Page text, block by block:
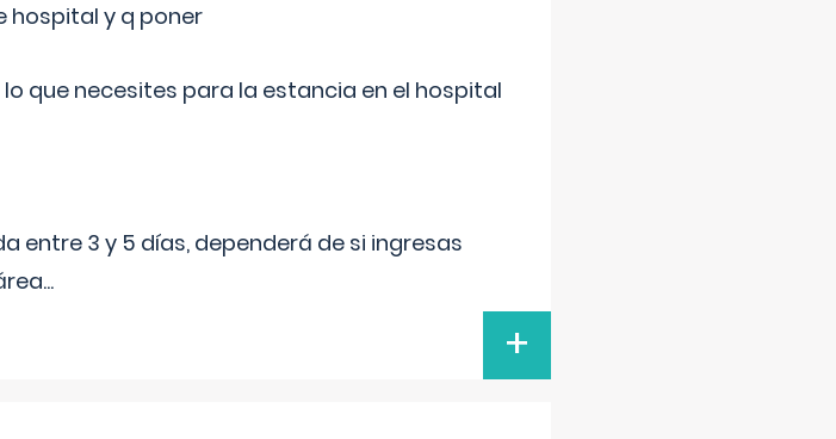
hospital y q poner
que necesites para la estancia en el hospital
entre 3 y 5 días, dependerá de si ingresas
...
+